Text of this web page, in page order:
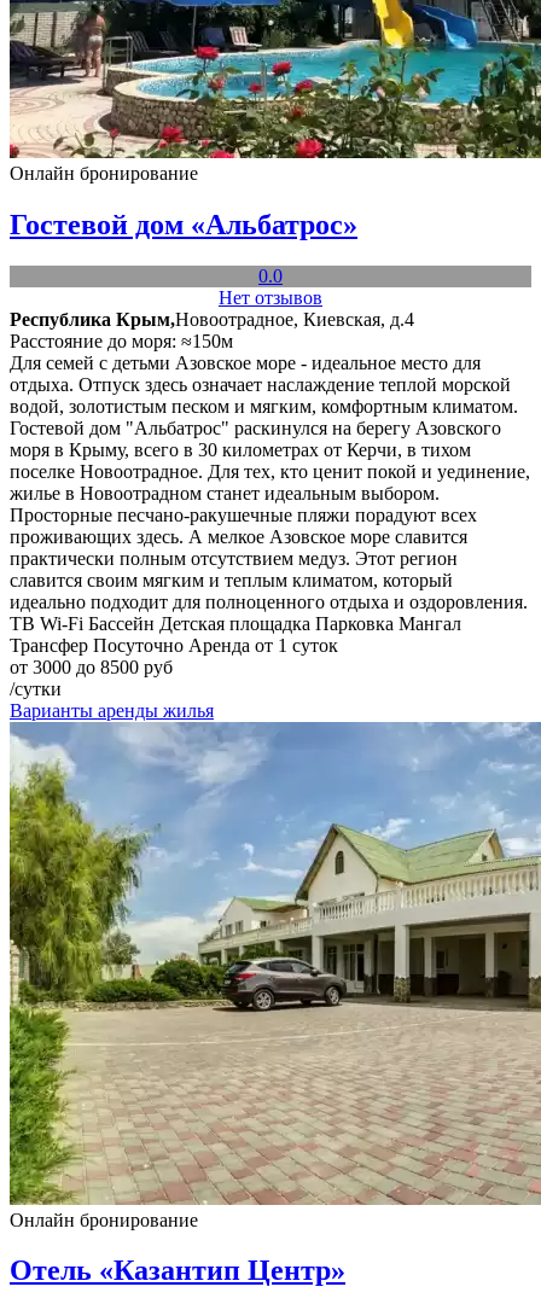
Онлайн бронирование
Гостевой дом «Альбатрос»
0.0
Нет отзывов
Республика Крым,Новоотрадное, Киевская, д.4
Расстояние до моря: ≈150м
Для семей с детьми Азовское море - идеальное место для
отдыха. Отпуск здесь означает наслаждение теплой морской
водой, золотистым песком и мягким, комфортным климатом.
Гостевой дом "Альбатрос" раскинулся на берегу Азовского
моря в Крыму, всего в 30 километрах от Керчи, в тихом
поселке Новоотрадное. Для тех, кто ценит покой и уединение,
жилье в Новоотрадном станет идеальным выбором.
Просторные песчано-ракушечные пляжи порадуют всех
проживающих здесь. А мелкое Азовское море славится
практически полным отсутствием медуз. Этот регион
славится своим мягким и теплым климатом, который
идеально подходит для полноценного отдыха и оздоровления.
ТВ Wi-Fi Бассейн Детская площадка Парковка Мангал
Трансфер Посуточно Аренда от 1 суток
от 3000 до 8500 руб
/сутки
Варианты аренды жилья
Онлайн бронирование
Отель «Казантип Центр»